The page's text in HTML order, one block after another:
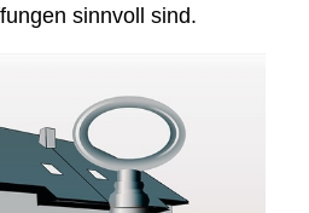
sinnvoll sind.